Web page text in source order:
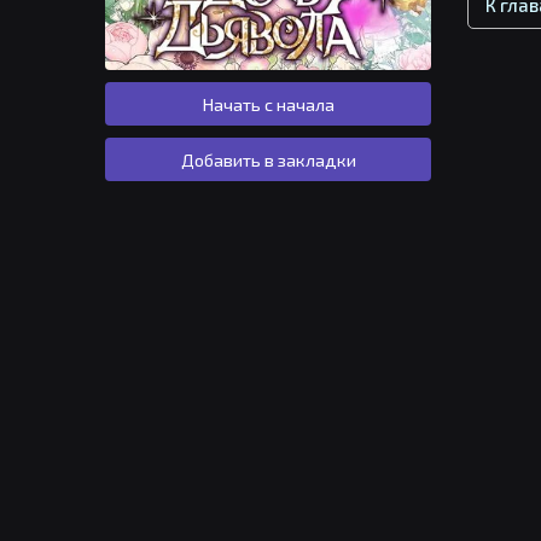
Начать с начала
Добавить в закладки